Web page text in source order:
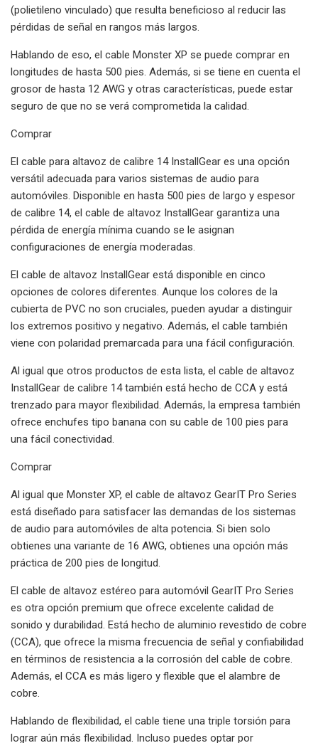
(polietileno vinculado) que resulta beneficioso al reducir las
pérdidas de señal en rangos más largos.
Hablando de eso, el cable Monster XP se puede comprar en
longitudes de hasta 500 pies. Además, si se tiene en cuenta el
grosor de hasta 12 AWG y otras características, puede estar
seguro de que no se verá comprometida la calidad.
Comprar
El cable para altavoz de calibre 14 InstallGear es una opción
versátil adecuada para varios sistemas de audio para
automóviles. Disponible en hasta 500 pies de largo y espesor
de calibre 14, el cable de altavoz InstallGear garantiza una
pérdida de energía mínima cuando se le asignan
configuraciones de energía moderadas.
El cable de altavoz InstallGear está disponible en cinco
opciones de colores diferentes. Aunque los colores de la
cubierta de PVC no son cruciales, pueden ayudar a distinguir
los extremos positivo y negativo. Además, el cable también
viene con polaridad premarcada para una fácil configuración.
Al igual que otros productos de esta lista, el cable de altavoz
InstallGear de calibre 14 también está hecho de CCA y está
trenzado para mayor flexibilidad. Además, la empresa también
ofrece enchufes tipo banana con su cable de 100 pies para
una fácil conectividad.
Comprar
Al igual que Monster XP, el cable de altavoz GearIT Pro Series
está diseñado para satisfacer las demandas de los sistemas
de audio para automóviles de alta potencia. Si bien solo
obtienes una variante de 16 AWG, obtienes una opción más
práctica de 200 pies de longitud.
El cable de altavoz estéreo para automóvil GearIT Pro Series
es otra opción premium que ofrece excelente calidad de
sonido y durabilidad. Está hecho de aluminio revestido de cobre
(CCA), que ofrece la misma frecuencia de señal y confiabilidad
en términos de resistencia a la corrosión del cable de cobre.
Además, el CCA es más ligero y flexible que el alambre de
cobre.
Hablando de flexibilidad, el cable tiene una triple torsión para
lograr aún más flexibilidad. Incluso puedes optar por